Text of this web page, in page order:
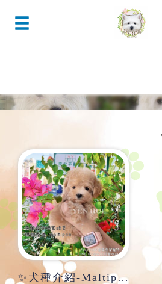
✨犬種介紹-Maltipoo瑪爾泰迪✨